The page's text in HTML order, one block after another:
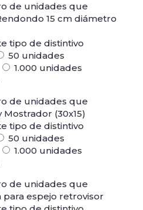
de unidades que
15 cm diámetro
tipo de distintivo
50 unidades
1.000 unidades
de unidades que
Mostrador (30x15)
tipo de distintivo
50 unidades
1.000 unidades
de unidades que
para espejo retrovisor